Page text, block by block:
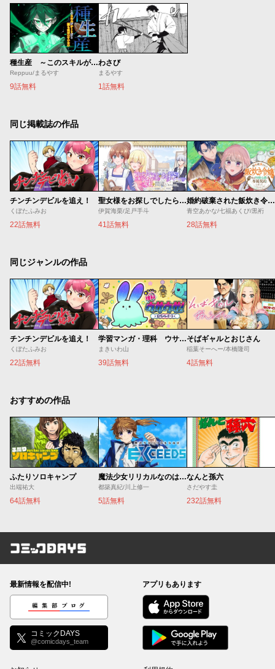
種生産 ～このスキルがチートだとまだ誰も気付いていない～
Reppuu/まるやす
9話無料
わさび
まるやす
1話無料
同じ掲載誌の作品
チンチンデビルを追え！
くぼたふみお
22話無料
聖女様をお探しでしたら妹で間違いありません。さあどうぞお連れください、今すぐ。
伊賀海栗/足戸手斗
41話無料
婚約破棄された飯炊き令嬢の私は冷酷公爵と専属契約しました～ですが胃袋を掴んだ結果、冷たかった公爵様がどんどん優しくなっています～
青空あかな/七福あくび/黒裄
28話無料
同じジャンルの作品
チンチンデビルを追え！
くぼたふみお
22話無料
学習マンガ・理科 ウサウサ！
まきいわ山
39話無料
そばギャルとおじさん
稲葉そーへー/本橋隆司
4話無料
おすすめの作品
ふたりソロキャンプ
出端祐大
64話無料
魔法少女リリカルなのは EXCEEDS
都築真紀/川上修一
5話無料
なんと孫六
さだやす圭
232話無料
コミックDAYS
最新情報を配信中!
編集部ブログ
コミックDAYS
@comicdays_team
アプリもあります